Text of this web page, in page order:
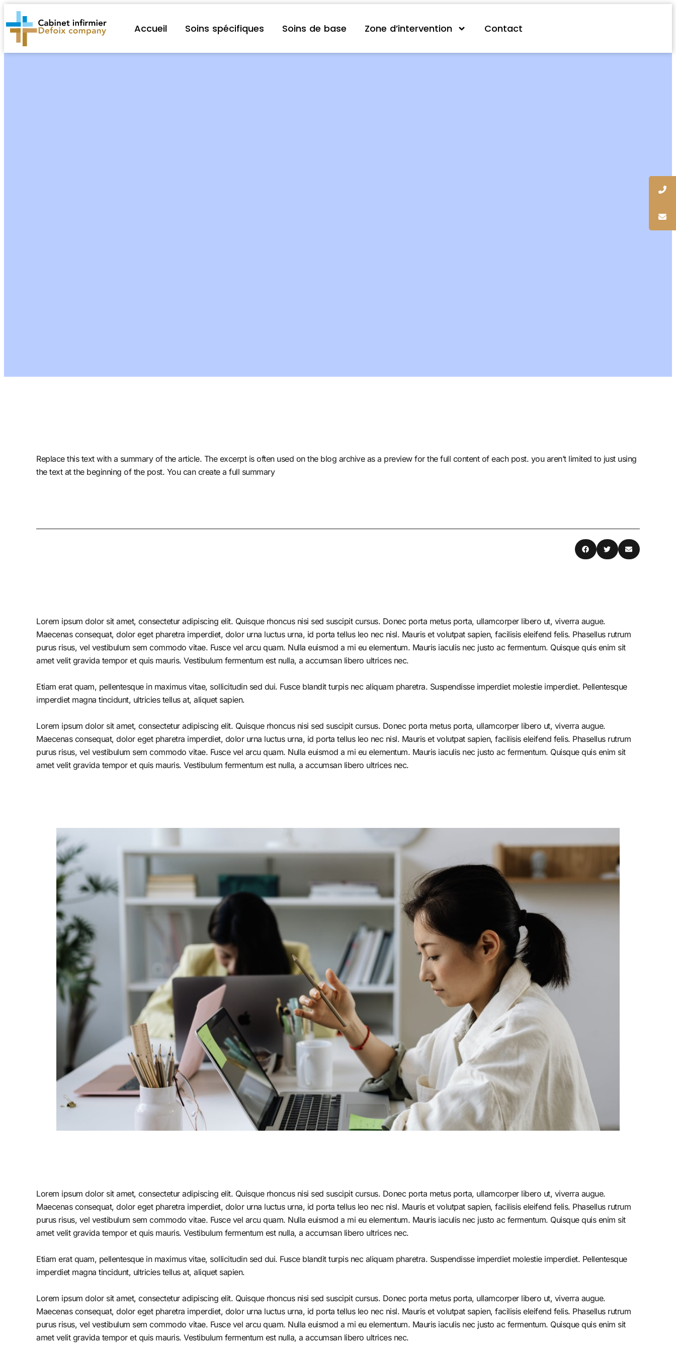
Accueil Soins spécifiques Soins de base Zone d’intervention Contact
Replace this text with a summary of the article. The excerpt is often used on the blog archive as a preview for the full content of each post. you aren’t limited to just using
the text at the beginning of the post. You can create a full summary
Lorem ipsum dolor sit amet, consectetur adipiscing elit. Quisque rhoncus nisi sed suscipit cursus. Donec porta metus porta, ullamcorper libero ut, viverra augue.
Maecenas consequat, dolor eget pharetra imperdiet, dolor urna luctus urna, id porta tellus leo nec nisl. Mauris et volutpat sapien, facilisis eleifend felis. Phasellus rutrum
purus risus, vel vestibulum sem commodo vitae. Fusce vel arcu quam. Nulla euismod a mi eu elementum. Mauris iaculis nec justo ac fermentum. Quisque quis enim sit
amet velit gravida tempor et quis mauris. Vestibulum fermentum est nulla, a accumsan libero ultrices nec.
Etiam erat quam, pellentesque in maximus vitae, sollicitudin sed dui. Fusce blandit turpis nec aliquam pharetra. Suspendisse imperdiet molestie imperdiet. Pellentesque
imperdiet magna tincidunt, ultricies tellus at, aliquet sapien.
Lorem ipsum dolor sit amet, consectetur adipiscing elit. Quisque rhoncus nisi sed suscipit cursus. Donec porta metus porta, ullamcorper libero ut, viverra augue.
Maecenas consequat, dolor eget pharetra imperdiet, dolor urna luctus urna, id porta tellus leo nec nisl. Mauris et volutpat sapien, facilisis eleifend felis. Phasellus rutrum
purus risus, vel vestibulum sem commodo vitae. Fusce vel arcu quam. Nulla euismod a mi eu elementum. Mauris iaculis nec justo ac fermentum. Quisque quis enim sit
amet velit gravida tempor et quis mauris. Vestibulum fermentum est nulla, a accumsan libero ultrices nec.
Lorem ipsum dolor sit amet, consectetur adipiscing elit. Quisque rhoncus nisi sed suscipit cursus. Donec porta metus porta, ullamcorper libero ut, viverra augue.
Maecenas consequat, dolor eget pharetra imperdiet, dolor urna luctus urna, id porta tellus leo nec nisl. Mauris et volutpat sapien, facilisis eleifend felis. Phasellus rutrum
purus risus, vel vestibulum sem commodo vitae. Fusce vel arcu quam. Nulla euismod a mi eu elementum. Mauris iaculis nec justo ac fermentum. Quisque quis enim sit
amet velit gravida tempor et quis mauris. Vestibulum fermentum est nulla, a accumsan libero ultrices nec.
Etiam erat quam, pellentesque in maximus vitae, sollicitudin sed dui. Fusce blandit turpis nec aliquam pharetra. Suspendisse imperdiet molestie imperdiet. Pellentesque
imperdiet magna tincidunt, ultricies tellus at, aliquet sapien.
Lorem ipsum dolor sit amet, consectetur adipiscing elit. Quisque rhoncus nisi sed suscipit cursus. Donec porta metus porta, ullamcorper libero ut, viverra augue.
Maecenas consequat, dolor eget pharetra imperdiet, dolor urna luctus urna, id porta tellus leo nec nisl. Mauris et volutpat sapien, facilisis eleifend felis. Phasellus rutrum
purus risus, vel vestibulum sem commodo vitae. Fusce vel arcu quam. Nulla euismod a mi eu elementum. Mauris iaculis nec justo ac fermentum. Quisque quis enim sit
amet velit gravida tempor et quis mauris. Vestibulum fermentum est nulla, a accumsan libero ultrices nec.